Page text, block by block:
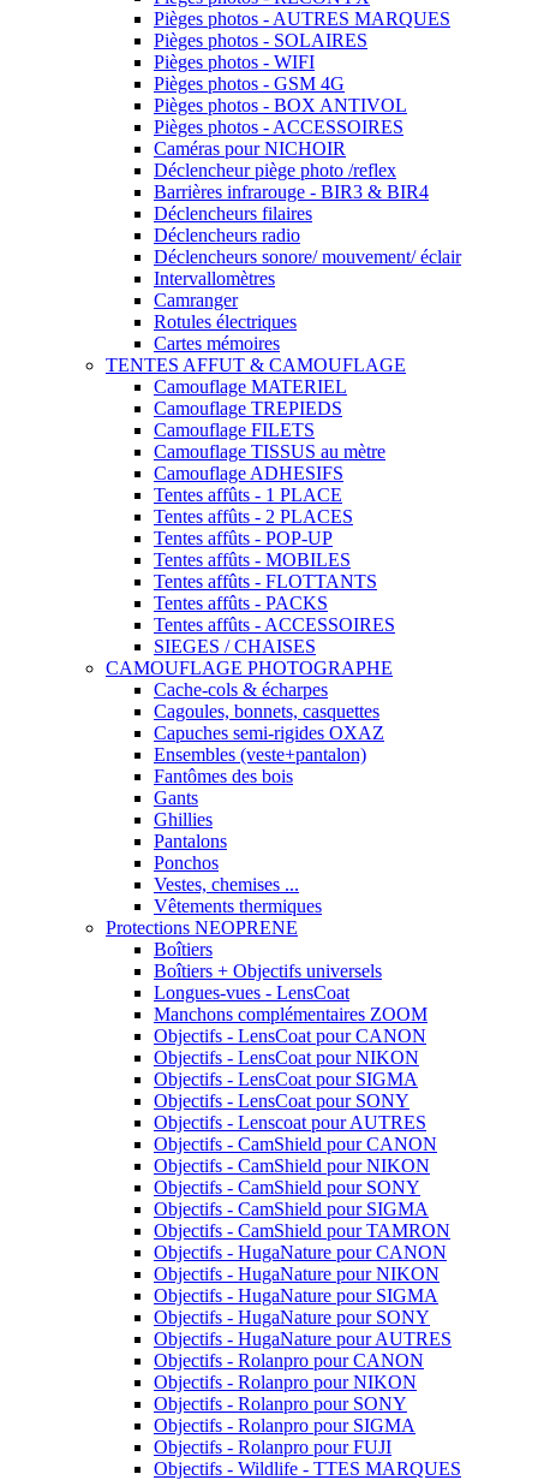
Pièges photos - AUTRES MARQUES
Pièges photos - SOLAIRES
Pièges photos - WIFI
Pièges photos - GSM 4G
Pièges photos - BOX ANTIVOL
Pièges photos - ACCESSOIRES
Caméras pour NICHOIR
Déclencheur piège photo /reflex
Barrières infrarouge - BIR3 & BIR4
Déclencheurs filaires
Déclencheurs radio
Déclencheurs sonore/ mouvement/ éclair
Intervallomètres
Camranger
Rotules électriques
Cartes mémoires
TENTES AFFUT & CAMOUFLAGE
Camouflage MATERIEL
Camouflage TREPIEDS
Camouflage FILETS
Camouflage TISSUS au mètre
Camouflage ADHESIFS
Tentes affûts - 1 PLACE
Tentes affûts - 2 PLACES
Tentes affûts - POP-UP
Tentes affûts - MOBILES
Tentes affûts - FLOTTANTS
Tentes affûts - PACKS
Tentes affûts - ACCESSOIRES
SIEGES / CHAISES
CAMOUFLAGE PHOTOGRAPHE
Cache-cols & écharpes
Cagoules, bonnets, casquettes
Capuches semi-rigides OXAZ
Ensembles (veste+pantalon)
Fantômes des bois
Gants
Ghillies
Pantalons
Ponchos
Vestes, chemises ...
Vêtements thermiques
Protections NEOPRENE
Boîtiers
Boîtiers + Objectifs universels
Longues-vues - LensCoat
Manchons complémentaires ZOOM
Objectifs - LensCoat pour CANON
Objectifs - LensCoat pour NIKON
Objectifs - LensCoat pour SIGMA
Objectifs - LensCoat pour SONY
Objectifs - Lenscoat pour AUTRES
Objectifs - CamShield pour CANON
Objectifs - CamShield pour NIKON
Objectifs - CamShield pour SONY
Objectifs - CamShield pour SIGMA
Objectifs - CamShield pour TAMRON
Objectifs - HugaNature pour CANON
Objectifs - HugaNature pour NIKON
Objectifs - HugaNature pour SIGMA
Objectifs - HugaNature pour SONY
Objectifs - HugaNature pour AUTRES
Objectifs - Rolanpro pour CANON
Objectifs - Rolanpro pour NIKON
Objectifs - Rolanpro pour SONY
Objectifs - Rolanpro pour SIGMA
Objectifs - Rolanpro pour FUJI
Objectifs - Wildlife - TTES MARQUES